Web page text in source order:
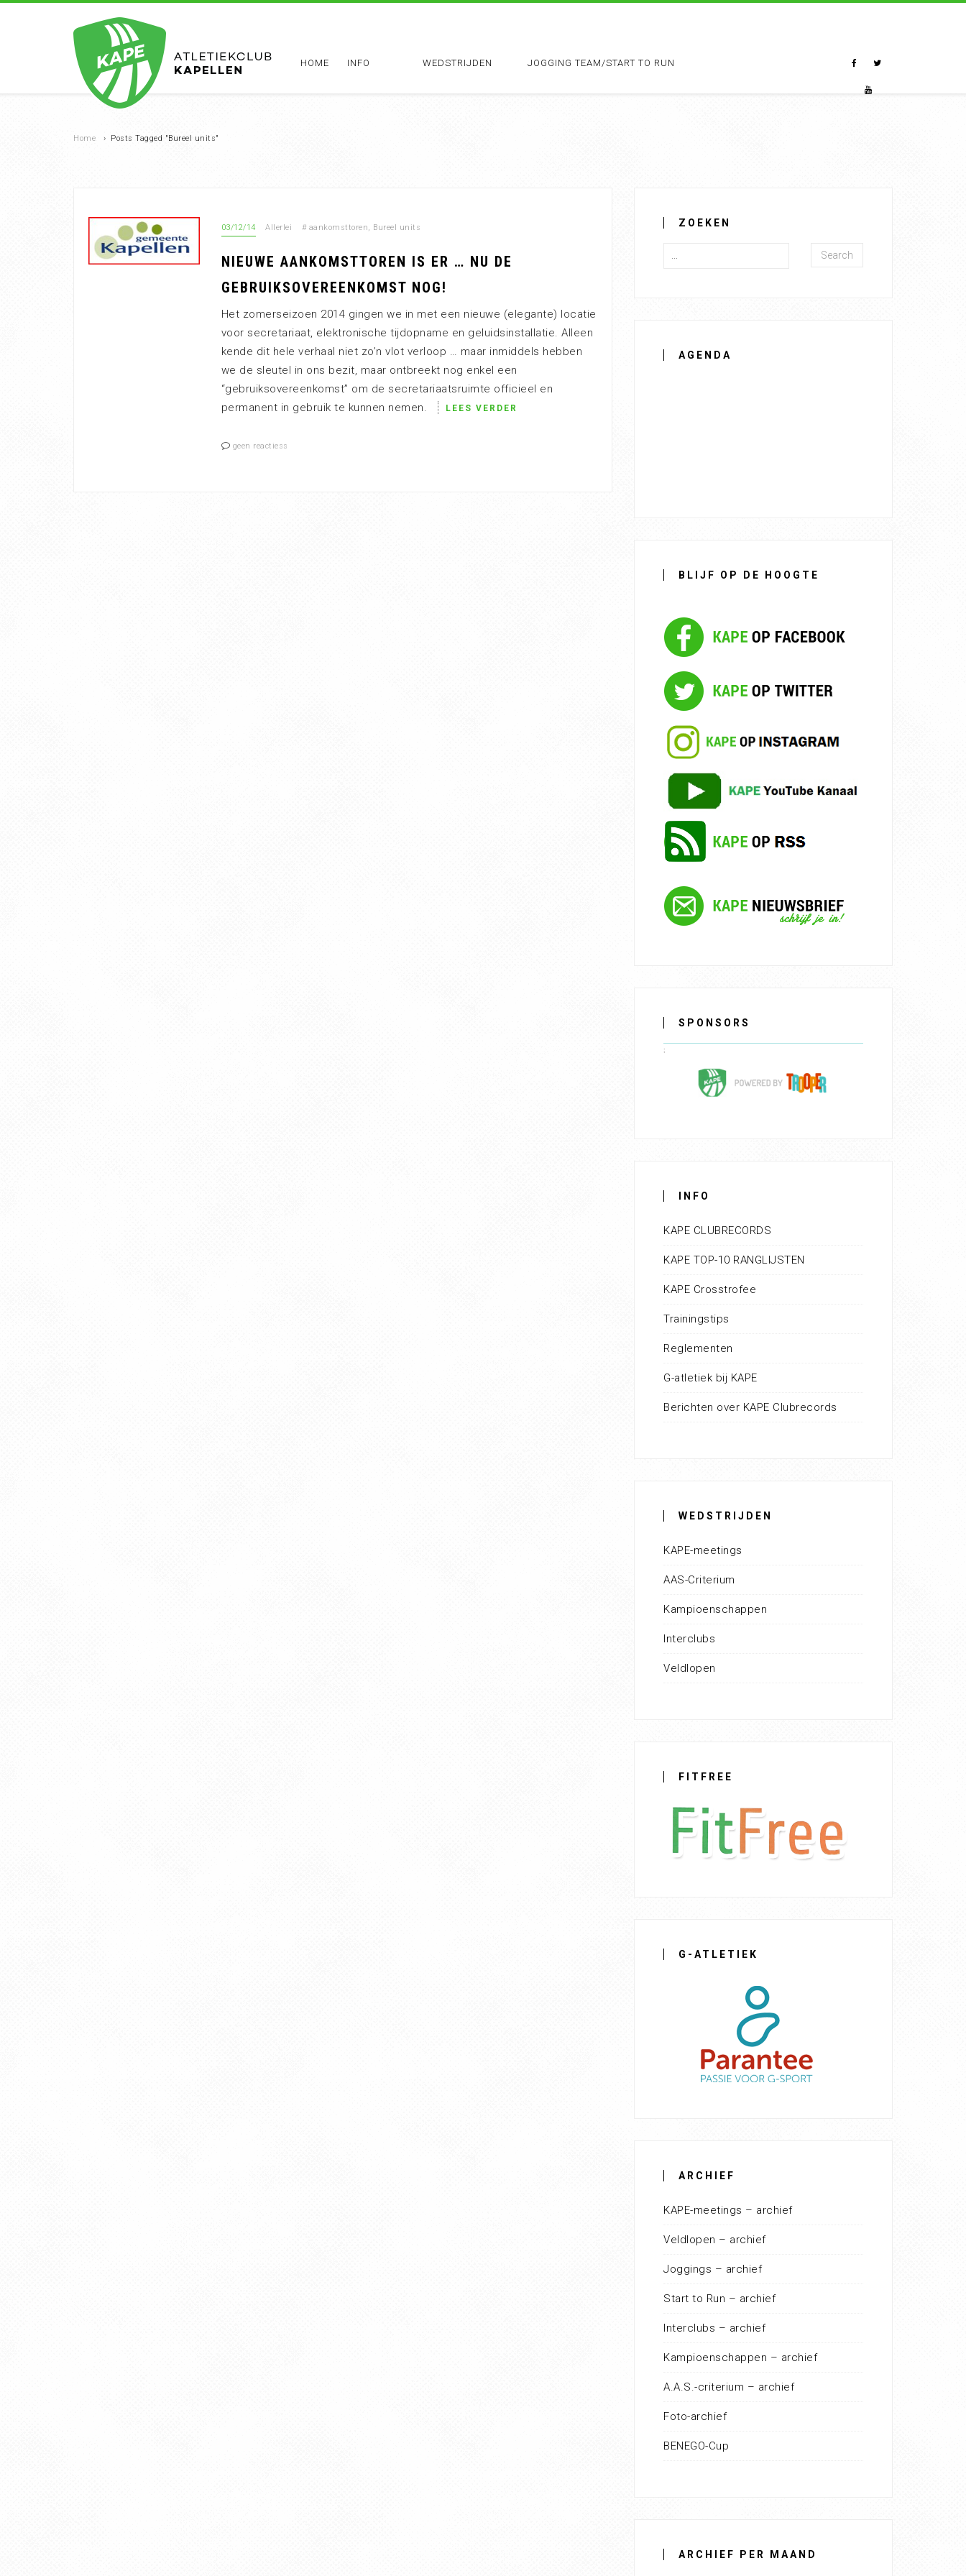
HOME INFO WEDSTRIJDEN JOGGING TEAM/START TO RUN
Home › Posts Tagged "Bureel units"
03/12/14 Allerlei # aankomsttoren, Bureel units
NIEUWE AANKOMSTTOREN IS ER … NU DE
GEBRUIKSOVEREENKOMST NOG!
Het zomerseizoen 2014 gingen we in met een nieuwe (elegante) locatie
voor secretariaat, elektronische tijdopname en geluidsinstallatie. Alleen
kende dit hele verhaal niet zo’n vlot verloop … maar inmiddels hebben
we de sleutel in ons bezit, maar ontbreekt nog enkel een
“gebruiksovereenkomst” om de secretariaatsruimte officieel en
permanent in gebruik te kunnen nemen.
LEES VERDER
geen reactiess
ZOEKEN
Search
AGENDA
BLIJF OP DE HOOGTE
SPONSORS
INFO
KAPE CLUBRECORDS
KAPE TOP-10 RANGLIJSTEN
KAPE Crosstrofee
Trainingstips
Reglementen
G-atletiek bij KAPE
Berichten over KAPE Clubrecords
WEDSTRIJDEN
KAPE-meetings
AAS-Criterium
Kampioenschappen
Interclubs
Veldlopen
FITFREE
G-ATLETIEK
ARCHIEF
KAPE-meetings – archief
Veldlopen – archief
Joggings – archief
Start to Run – archief
Interclubs – archief
Kampioenschappen – archief
A.A.S.-criterium – archief
Foto-archief
BENEGO-Cup
ARCHIEF PER MAAND